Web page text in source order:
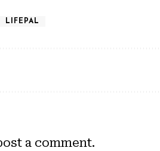
LIFEPAL
a comment.